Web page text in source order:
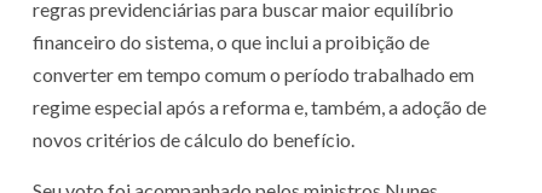
regras previdenciárias para buscar maior equilíbrio
financeiro do sistema, o que inclui a proibição de
converter em tempo comum o período trabalhado em
regime especial após a reforma e, também, a adoção de
novos critérios de cálculo do benefício.